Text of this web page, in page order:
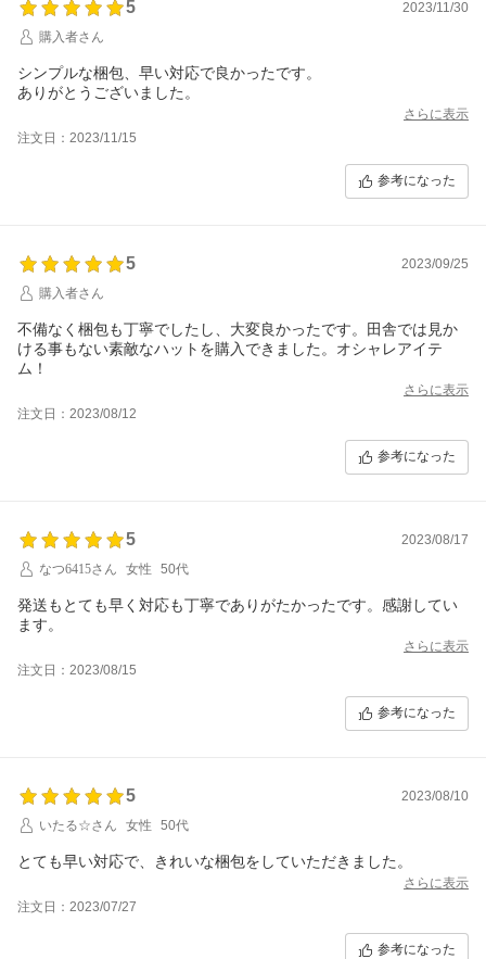
5
2023/11/30
購入者さん
シンプルな梱包、早い対応で良かったです。
ありがとうございました。
さらに表示
注文日：2023/11/15
参考になった
5
2023/09/25
購入者さん
不備なく梱包も丁寧でしたし、大変良かったです。田舎では見か
ける事もない素敵なハットを購入できました。オシャレアイテ
ム！
さらに表示
注文日：2023/08/12
参考になった
5
2023/08/17
なつ6415さん
女性 50代
発送もとても早く対応も丁寧でありがたかったです。感謝してい
ます。
さらに表示
注文日：2023/08/15
参考になった
5
2023/08/10
いたる☆さん
女性 50代
とても早い対応で、きれいな梱包をしていただきました。
さらに表示
注文日：2023/07/27
参考になった